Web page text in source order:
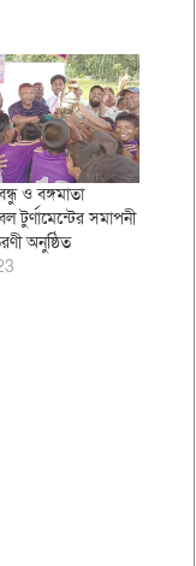
ও বঙ্গমাতা
টুর্ণামেন্টের সমাপনী
অনুষ্ঠিত